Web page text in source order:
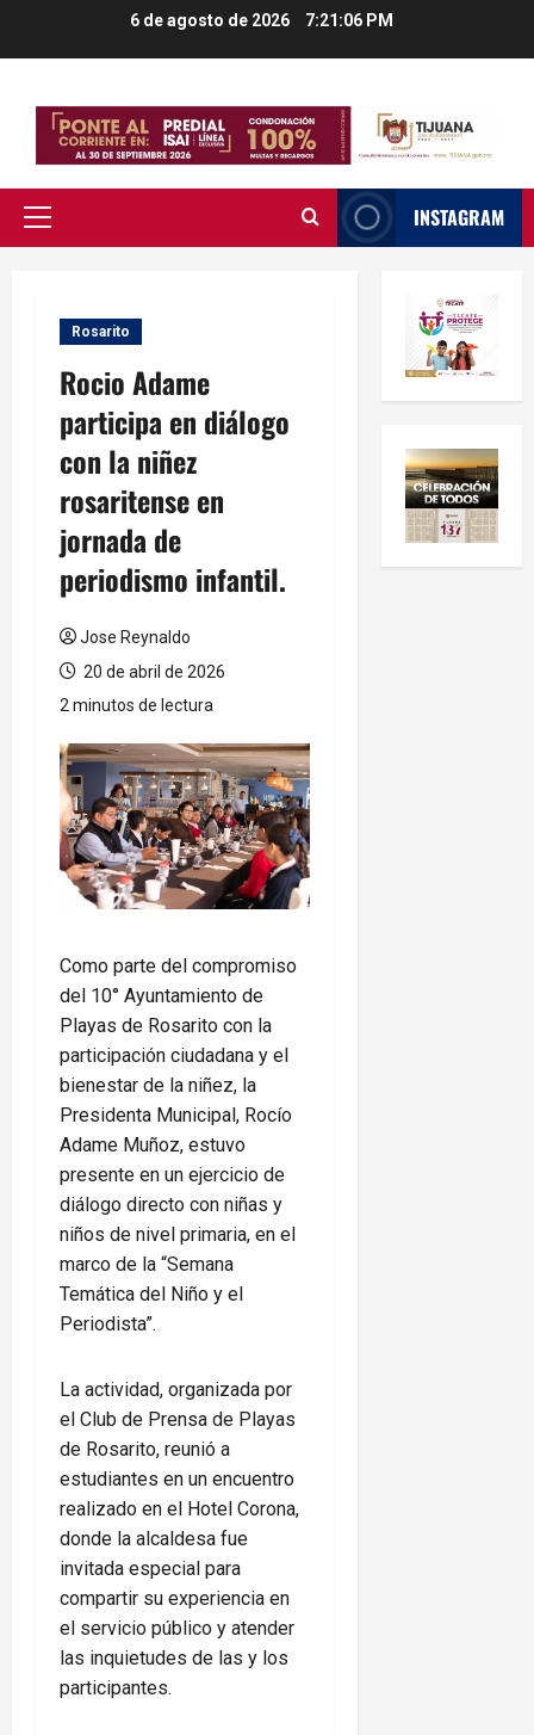
6 de agosto de 2026 7:21:07 PM
Menú
INSTAGRAM
Rosarito
Rocio Adame
participa en diálogo
con la niñez
rosaritense en
jornada de
periodismo infantil.
Jose Reynaldo
20 de abril de 2026
2 minutos de lectura
Como parte del compromiso
del 10° Ayuntamiento de
Playas de Rosarito con la
participación ciudadana y el
bienestar de la niñez, la
Presidenta Municipal, Rocío
Adame Muñoz, estuvo
presente en un ejercicio de
diálogo directo con niñas y
niños de nivel primaria, en el
marco de la “Semana
Temática del Niño y el
Periodista”.
La actividad, organizada por
el Club de Prensa de Playas
de Rosarito, reunió a
estudiantes en un encuentro
realizado en el Hotel Corona,
donde la alcaldesa fue
invitada especial para
compartir su experiencia en
el servicio público y atender
las inquietudes de las y los
participantes.